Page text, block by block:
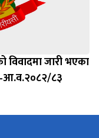
विवादमा जारी भएका
८३